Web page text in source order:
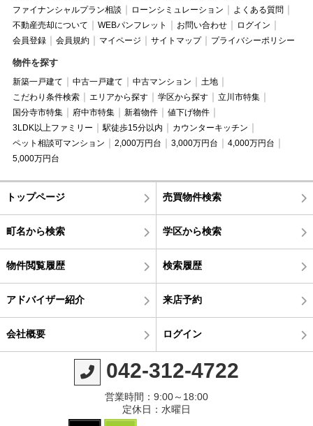
ファイナンシャルプラン相談
ローンシミュレーション
よくある質問
不動産売却について
WEBパンフレット お問い合わせ
ログイン
会員登録
会員規約 マイページ サイトマップ プライバシーポリシー
物件を探す
新築一戸建て 中古一戸建て 中古マンション
土地
こだわり条件検索
エリアから探す 学区から探す
立川市特集
国分寺市特集
府中市特集 新着物件
値下げ物件
3LDK以上ファミリー
駅徒歩15分以内
カウンターキッチン
ペット相談可マンション
2,000万円台 3,000万円台
4,000万円台
5,000万円台
トップページ 売買物件検索
町名から検索 学区から検索
物件閲覧履歴 検索履歴
アドバイザー紹介 来店予約
会社概要 ログイン
042-312-4722
営業時間：9:00～18:00
定休日：水曜日